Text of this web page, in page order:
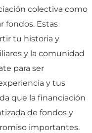
colectiva como
fondos. Estas
tu historia y
y la comunidad
para ser
y tus
que la financiación
de fondos y
importantes.